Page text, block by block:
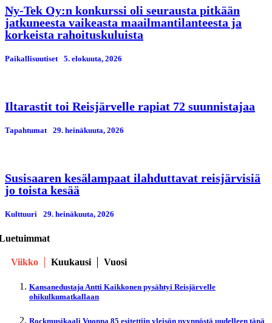
Ny-Tek Oy:n konkurssi oli seurausta pitkään
jatkuneesta vaikeasta maailmantilanteesta ja
korkeista rahoituskuluista
Paikallisuutiset 5. elokuuta, 2026
Iltarastit toi Reisjärvelle rapiat 72 suunnistajaa
Tapahtumat 29. heinäkuuta, 2026
Susisaaren kesälampaat ilahduttavat reisjärvisiä
jo toista kesää
Kulttuuri 29. heinäkuuta, 2026
Viikko Kuukausi Vuosi
Kansanedustaja Antti Kaikkonen pysähtyi Reisjärvelle
ohikulkumatkallaan
Rockmusikaali Vuonna 85 esitettiin yleisön pyynnöstä uudelleen tänä